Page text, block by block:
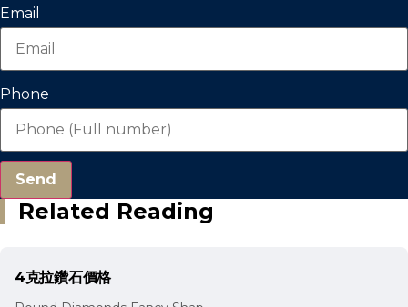
Email
Phone
Send
Related Reading
4克拉鑽石價格